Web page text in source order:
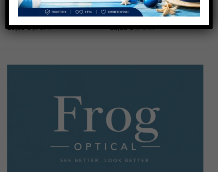
GOLD AS 134
39,00€ με ΦΠΑ
GOLD AS 473
39,00€ με ΦΠΑ